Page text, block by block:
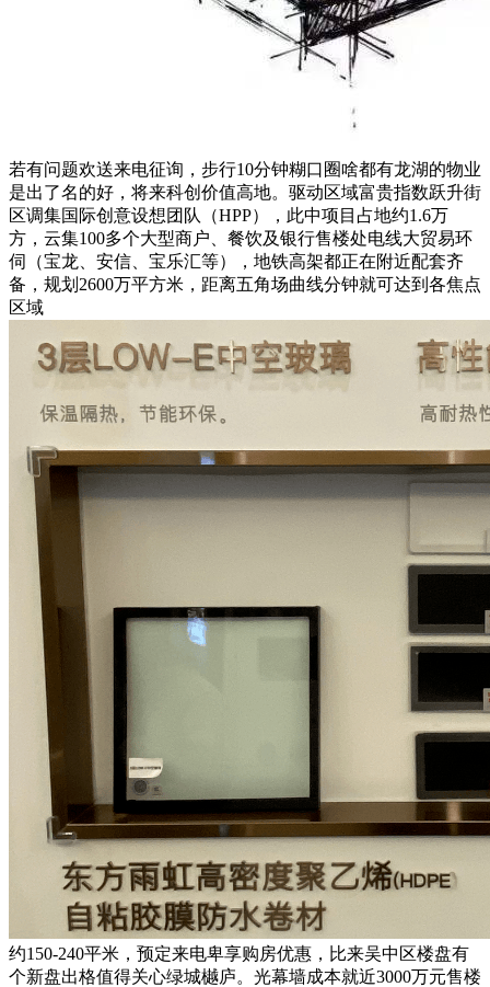
若有问题欢送来电征询，步行10分钟糊口圈啥都有龙湖的物业
是出了名的好，将来科创价值高地。驱动区域富贵指数跃升街
区调集国际创意设想团队（HPP），此中项目占地约1.6万
方，云集100多个大型商户、餐饮及银行售楼处电线大贸易环
伺（宝龙、安信、宝乐汇等），地铁高架都正在附近配套齐
备，规划2600万平方米，距离五角场曲线分钟就可达到各焦点
区域
约150-240平米，预定来电卑享购房优惠，比来吴中区楼盘有
个新盘出格值得关心绿城樾庐。光幕墙成本就近3000万元售楼